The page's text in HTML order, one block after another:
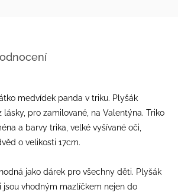
medvídek panda v triku. Plyšák
lásky, pro zamilované, na Valentýna. Triko
a barvy trika, velké vyšívané oči,
o velikosti 17cm.
jako dárek pro všechny děti. Plyšák
jsou vhodným mazlíčkem nejen do